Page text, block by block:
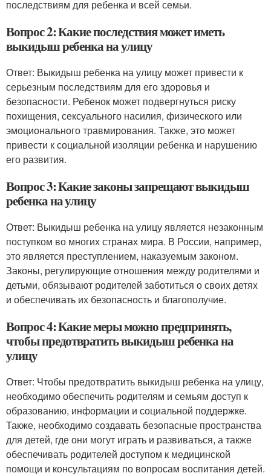
последствиям для ребенка и всей семьи.
Вопрос 2: Какие последствия может иметь
выкидыш ребенка на улицу
Ответ: Выкидыш ребенка на улицу может привести к
серьезным последствиям для его здоровья и
безопасности. Ребенок может подвергнуться риску
похищения, сексуального насилия, физического или
эмоционального травмирования. Также, это может
привести к социальной изоляции ребенка и нарушению
его развития.
Вопрос 3: Какие законы запрещают выкидыш
ребенка на улицу
Ответ: Выкидыш ребенка на улицу является незаконным
поступком во многих странах мира. В России, например,
это является преступлением, наказуемым законом.
Законы, регулирующие отношения между родителями и
детьми, обязывают родителей заботиться о своих детях
и обеспечивать их безопасность и благополучие.
Вопрос 4: Какие меры можно предпринять,
чтобы предотвратить выкидыш ребенка на
улицу
Ответ: Чтобы предотвратить выкидыш ребенка на улицу,
необходимо обеспечить родителям и семьям доступ к
образованию, информации и социальной поддержке.
Также, необходимо создавать безопасные пространства
для детей, где они могут играть и развиваться, а также
обеспечивать родителей доступом к медицинской
помощи и консультациям по вопросам воспитания детей.